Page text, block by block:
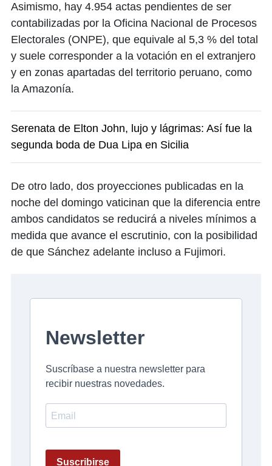
Asimismo, hay 4.954 actas pendientes de ser
contabilizadas por la Oficina Nacional de Procesos
Electorales (ONPE), que equivale al 5,3 % del total
y suele corresponder a la votación en el extranjero
y en zonas apartadas del territorio peruano, como
la Amazonía.
Serenata de Elton John, lujo y lágrimas: Así fue la
segunda boda de Dua Lipa en Sicilia
De otro lado, dos proyecciones publicadas en la
noche del domingo vaticinan que la diferencia entre
ambos candidatos se reducirá a niveles mínimos a
medida que avance el escrutinio, con la posibilidad
de que Sánchez adelante incluso a Fujimori.